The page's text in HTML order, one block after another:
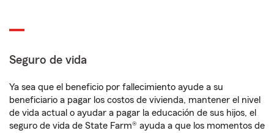
Seguro de vida
Ya sea que el beneficio por fallecimiento ayude a su
beneficiario a pagar los costos de vivienda, mantener el nivel
de vida actual o ayudar a pagar la educación de sus hijos, el
seguro de vida de State Farm® ayuda a que los momentos de